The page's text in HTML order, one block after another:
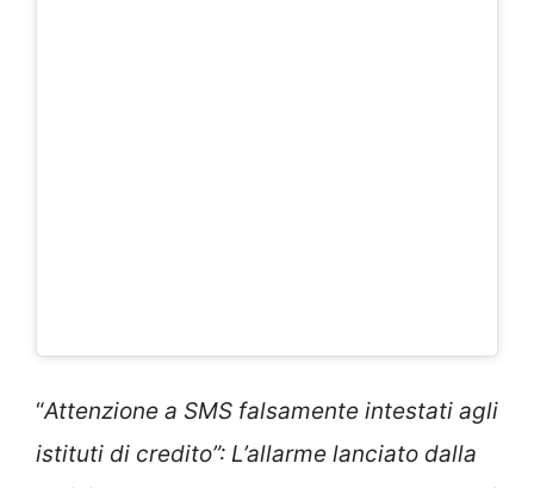
“Attenzione a SMS falsamente intestati agli
istituti di credito”: L’allarme lanciato dalla